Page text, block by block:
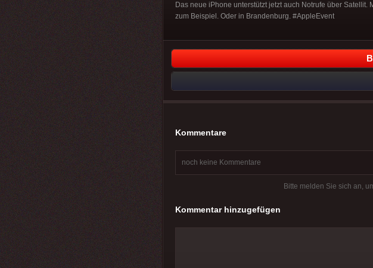
Das neue iPhone unterstützt jetzt auch Notrufe über
zum Beispiel. Oder in Brandenburg. #AppleEvent
Kommentare
noch keine Kommentare
Bitte melden Sie sich an,
Kommentar hinzugefügen